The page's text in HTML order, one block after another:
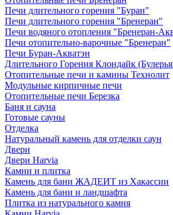
Печи длительного горения "Буран"
Печи длительного горения "Бренеран"
Печи водяного отопления "Бренеран-
Печи отопительно-варочные "Бренеран"
Печи Буран-Акватэн
Длительного Горения Клондайк
Отопительные печи и камины Технолит
Модульные кирпичные печи
Отопительные печи Березка
Баня и сауна
Готовые сауны
Отделка
Натуральный камень для отделки саун
Двери
Двери Harvia
Камни и плитка
Камень для бани ЖАДЕИТ из Хакассии
Камень для бани и ландшафта
Плитка из натурального камня